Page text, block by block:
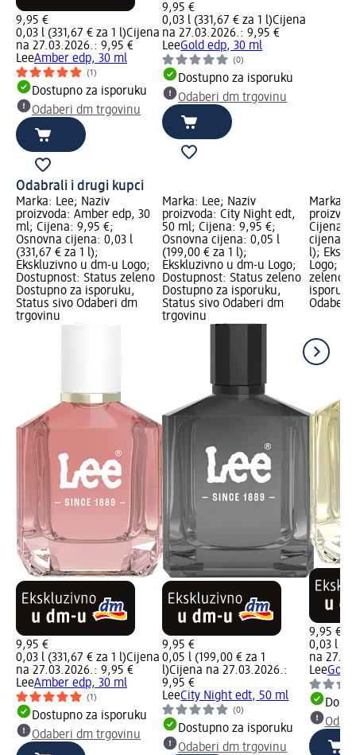
9,95 €
0,03 l (331,67 € za 1 l)Cijena
na 27.03.2026.: 9,95 €
LeeAmber edp, 30 ml
(1)
Dostupno za isporuku
Odaberi dm trgovinu
9,95 €
0,03 l (331,67 € za 1 l)Cijena
na 27.03.2026.: 9,95 €
LeeGold edp, 30 ml
(0)
Dostupno za isporuku
Odaberi dm trgovinu
Odabrali i drugi kupci
Marka: Lee; Naziv
proizvoda: Amber edp, 30
ml; Cijena: 9,95 €;
Osnovna cijena: 0,03 l
(331,67 € za 1 l);
Ekskluzivno u dm-u Logo;
Dostupnost: Status zeleno
Dostupno za isporuku,
Status sivo Odaberi dm
trgovinu
9,95 €
0,03 l (331,67 € za 1 l)Cijena
na 27.03.2026.: 9,95 €
LeeAmber edp, 30 ml
(1)
Dostupno za isporuku
Odaberi dm trgovinu
Marka: Lee; Naziv
proizvoda: City Night edt,
50 ml; Cijena: 9,95 €;
Osnovna cijena: 0,05 l
(199,00 € za 1 l);
Ekskluzivno u dm-u Logo;
Dostupnost: Status zeleno
Dostupno za isporuku,
Status sivo Odaberi dm
trgovinu
9,95 €
0,05 l (199,00 € za 1
l)Cijena na 27.03.2026.:
9,95 €
LeeCity Night edt, 50 ml
(0)
Dostupno za isporuku
Odaberi dm trgovinu
Marka:
Cijena:
cijena:
l);
Logo;
zeleno
Odaberi
9,95 €
0,03 l
na
LeeGold